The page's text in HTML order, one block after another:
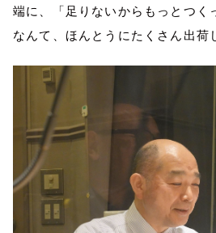
端に
、「足りないからもっとつく
なんて、ほんとうにたくさん出荷